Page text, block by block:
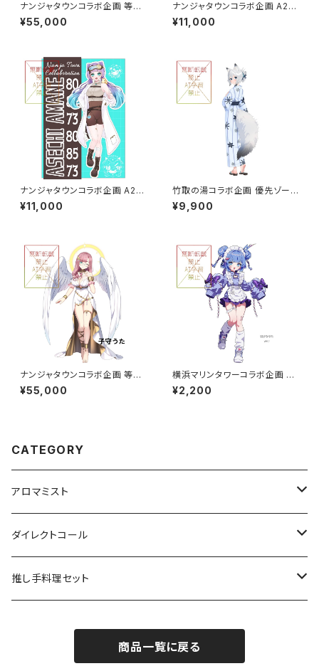
ナンジャタウンコラボ企画 等身
大パネル グループB 5万円コ
ース
¥55,000
ナンジャタウンコラボ企画 A2サ
イズタペストリー グループA
¥11,000
ナンジャタウンコラボ企画 A2サ
イズタペストリー グループB
¥11,000
竹取の湯コラボ企画 優先ゾーン
入場券つき応援セット 9,900円
¥9,900
ナンジャタウンコラボ企画 等身
大パネル グループA 5万円コー
ス
¥55,000
横浜マリンタワーコラボ企画 ア
クリルスタンド小 グループA
¥2,200
CATEGORY
アロマミスト
Vtuber/VRアーティスト
声優
ダイレクトコール
俳優
推し手料理セット
商品一覧に戻る